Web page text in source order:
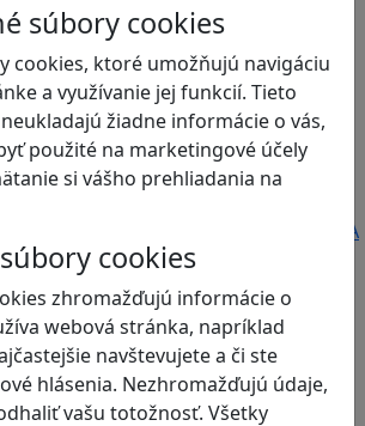
súbory cookies
cookies, ktoré umožňujú navigáciu
a využívanie jej funkcií. Tieto
žiadne informácie o vás,
použité na marketingové účely
si vášho prehliadania na
cookies
zhromažďujú informácie o
webová stránka, napríklad
navštevujete a či ste
hlásenia. Nezhromažďujú údaje,
vašu totožnosť. Všetky
for Tw‪o je hra s
spolupráce
lúštia bizarné logické…
aby ste
v Alba: A Wildlife
pre kohokoľvek z rodiny,…